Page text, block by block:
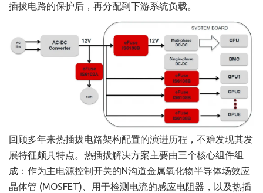
插拔电路的保护后，再分配到下游系统负载。
回顾多年来热插拔电路架构配置的演进历程，不难发现其发
展特征颇具特点。热插拔解决方案主要由三个核心组件组
成：作为主电源控制开关的N沟道金属氧化物半导体场效应
晶体管 (MOSFET)、用于检测电流的感应电阻器，以及热插